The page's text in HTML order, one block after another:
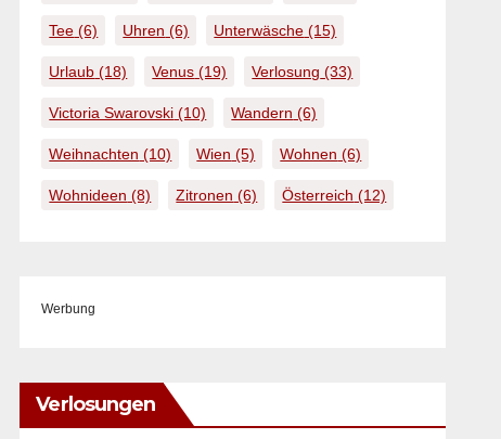
Tee (6) Uhren (6) Unterwäsche (15)
Urlaub (18) Venus (19) Verlosung (33)
Victoria Swarovski (10) Wandern (6)
Weihnachten (10) Wien (5) Wohnen (6)
Wohnideen (8) Zitronen (6) Österreich (12)
Werbung
Verlosungen